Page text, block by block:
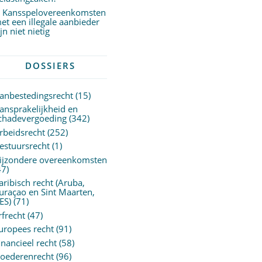
Kansspelovereenkomsten
een illegale aanbieder
niet nietig
DOSSIERS
(15)
en
(342)
(252)
(1)
overeenkomsten
recht (Aruba,
en Sint Maarten,
(71)
(47)
recht(91)
recht(58)
(96)